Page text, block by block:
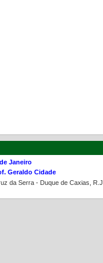
Janeiro
Geraldo Cidade
da Serra - Duque de Caxias, R.J.